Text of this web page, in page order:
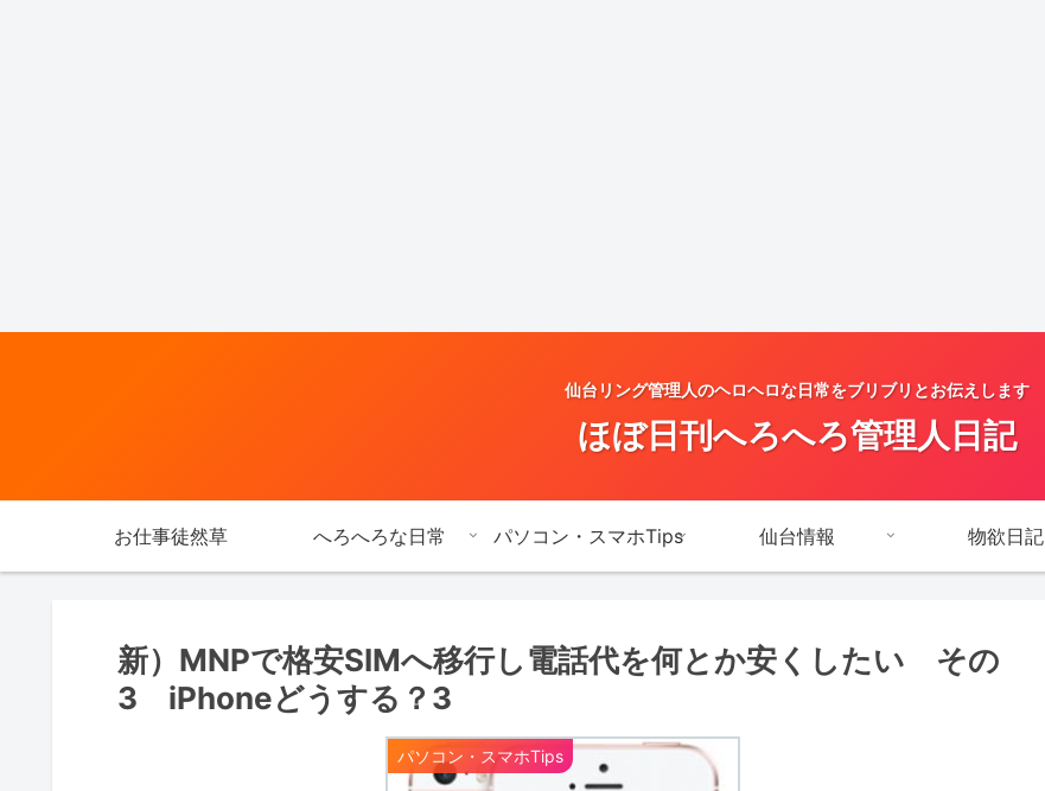
仙台リング管理人のヘロヘロな日常をブリブリとお伝えします
ほぼ日刊へろへろ管理人日記
お仕事徒然草 へろへろな日常 パソコン・スマホTips 仙台情報 物欲日記
新）MNPで格安SIMへ移行し電話代を何とか安くしたい その
3 iPhoneどうする？3
パソコン・スマホTips